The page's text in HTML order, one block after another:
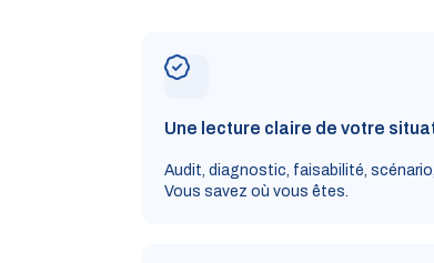
Une lecture claire de votre
Audit, diagnostic, faisabilité,
Vous savez où vous êtes.